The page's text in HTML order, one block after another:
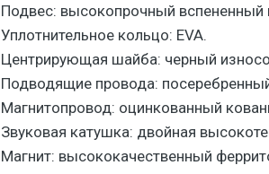
Подвес: высокопрочный вспененный
Уплотнительное кольцо: EVA.
Центрирующая шайба: черный
Подводящие провода:
Магнитопровод: оцинкованный
Звуковая катушка: двойная
Магнит: высококачественный